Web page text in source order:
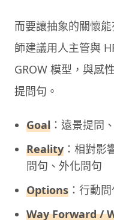
而要讓抽象的關懷
師建議用人主管與
GROW 模型，與感
提問句。
Goal ：遠景提問
Reality ：相對影
問句、外化問句
Options ：行動
Way Forward /